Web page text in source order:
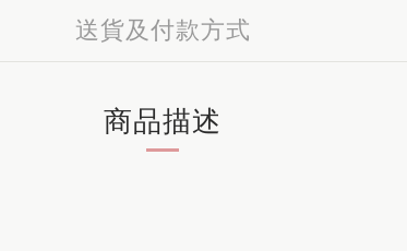
送貨及付款方式
商品描述